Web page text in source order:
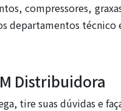
compressores,
departamentos
Distribuidora
tire suas dúvidas e